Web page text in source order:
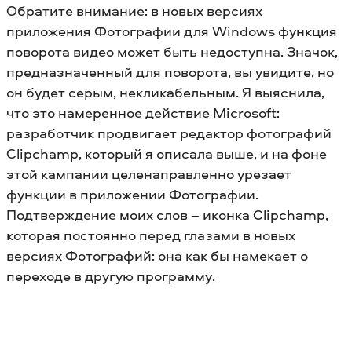
Обратите внимание: в новых версиях
приложения Фотографии для Windows функция
поворота видео может быть недоступна. Значок,
предназначенный для поворота, вы увидите, но
он будет серым, некликабельным. Я выяснила,
что это намеренное действие Microsoft:
разработчик продвигает редактор фотографий
Clipchamp, который я описала выше, и на фоне
этой кампании целенаправленно урезает
функции в приложении Фотографии.
Подтверждение моих слов – иконка Clipchamp,
которая постоянно перед глазами в новых
версиях Фотографий: она как бы намекает о
переходе в другую программу.